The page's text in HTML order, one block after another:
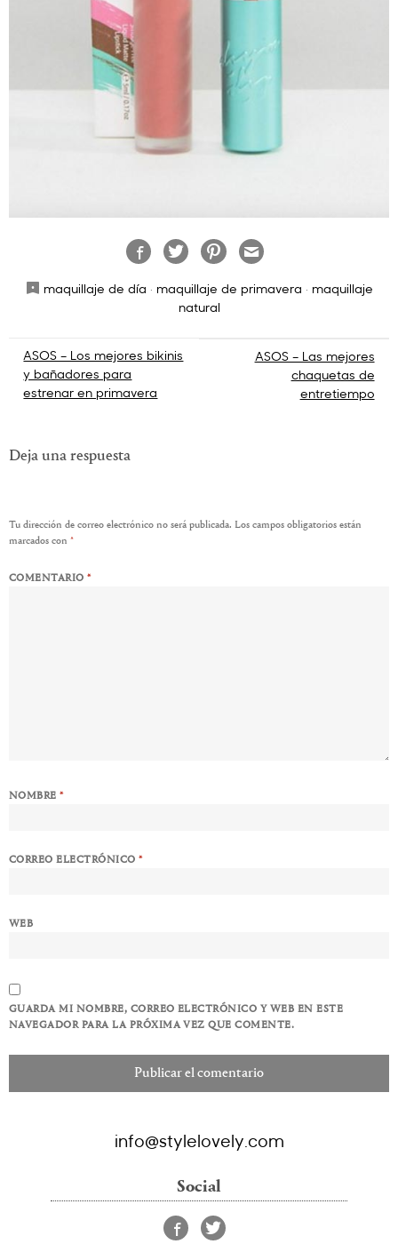
maquillaje de día · maquillaje de primavera · maquillaje
natural
Navegación
de
ASOS – Los mejores bikinis
y bañadores para
estrenar en primavera
ASOS – Las mejores
chaquetas de
entretiempo
Deja una respuesta
Tu dirección de correo electrónico no será publicada. Los campos obligatorios están
marcados con *
COMENTARIO*
NOMBRE*
CORREO ELECTRÓNICO*
WEB
GUARDA MI NOMBRE, CORREO ELECTRÓNICO Y WEB EN ESTE
NAVEGADOR PARA LA PRÓXIMA VEZ QUE COMENTE.
info@stylelovely.com
Social